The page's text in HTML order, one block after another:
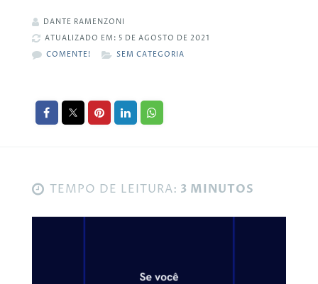
DANTE RAMENZONI
ATUALIZADO EM: 5 DE AGOSTO DE 2021
COMENTE!
SEM CATEGORIA
TEMPO DE LEITURA: 3 MINUTOS